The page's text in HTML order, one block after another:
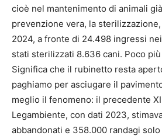
cioè nel mantenimento di animali
prevenzione vera, la
2024, a fronte di 24.498 ingressi
stati sterilizzati 8.636 cani. Poco
Significa che il rubinetto resta
paghiamo per asciugare il
meglio il fenomeno: il precedente
Legambiente, con dati 2023,
abbandonati e 358.000 randagi